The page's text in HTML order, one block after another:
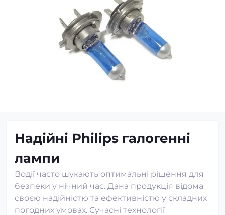
Надійні Philips галогенні
лампи
Водії часто шукають оптимальні рішення для
безпеки у нічний час. Дана продукція відома
своєю надійністю та ефективністю у складних
погодних умовах. Сучасні технології